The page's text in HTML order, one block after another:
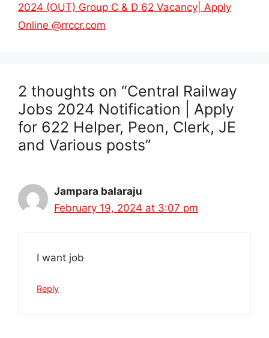
2024 (OUT) Group C & D 62 Vacancy| Apply
Online @rrccr.com
2 thoughts on “Central Railway
Jobs 2024 Notification | Apply
for 622 Helper, Peon, Clerk, JE
and Various posts”
Jampara balaraju
February 19, 2024 at 3:07 pm
I want job
Reply